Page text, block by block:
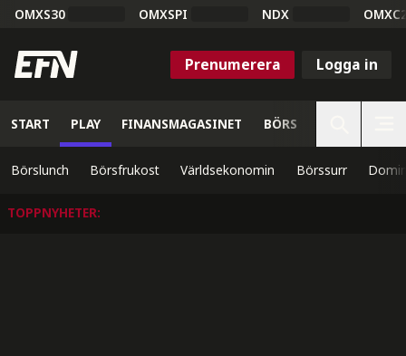
OMXS30 OMXSPI NDX
Prenumerera Logga in
START PLAY FINANSMAGASINET BÖRS
Börslunch Börsfrukost Världsekonomin Börssurr
TOPPNYHETER: